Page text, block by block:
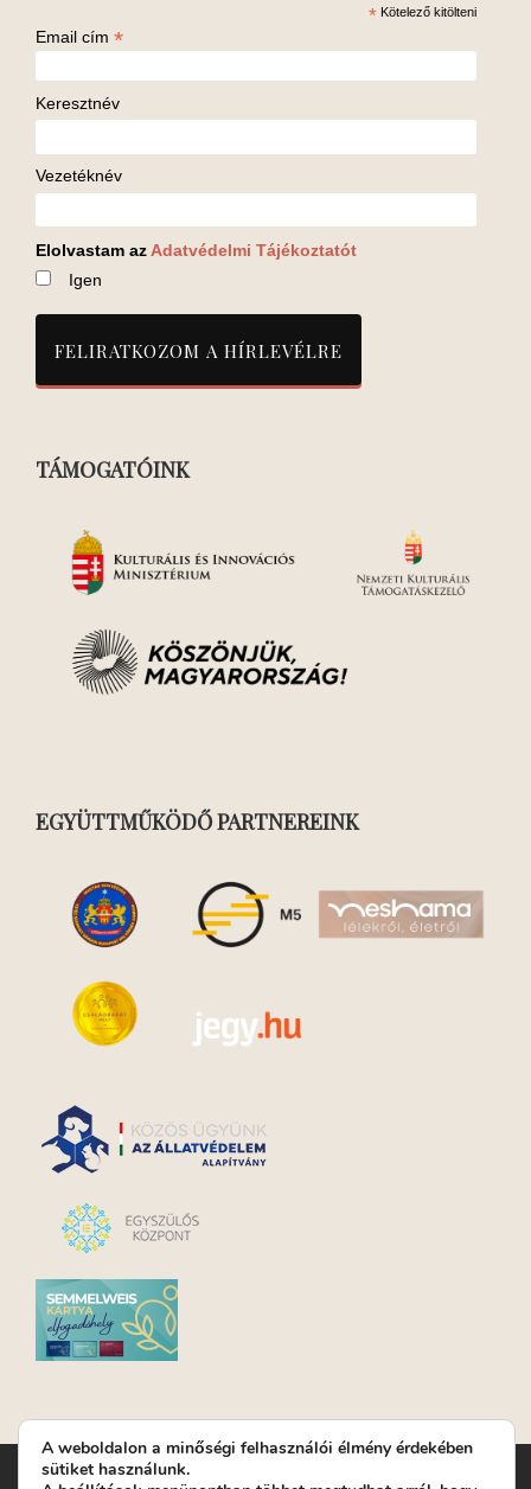
* Kötelező kitölteni
Email cím *
Keresztnév
Vezetéknév
Elolvastam az Adatvédelmi Tájékoztatót
Igen
TÁMOGATÓINK
EGYÜTTMŰKÖDŐ PARTNEREINK
Turay Ida Színház Közhasznú Nonprofit Kft. | Működési
A weboldalon a minőségi felhasználói élmény érdekében
sütiket használunk.